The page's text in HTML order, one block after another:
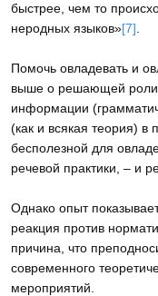
быстрее, чем то
неродных языков»[7]
Помочь овладевать и
выше о решающей роли
информации
(как и всякая теория) в
бесполезной для
речевой практики, – и
Однако опыт
реакция против
причина, что
современного
мероприятий.